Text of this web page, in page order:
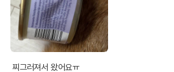
찌그러져서 왔어요ㅠ